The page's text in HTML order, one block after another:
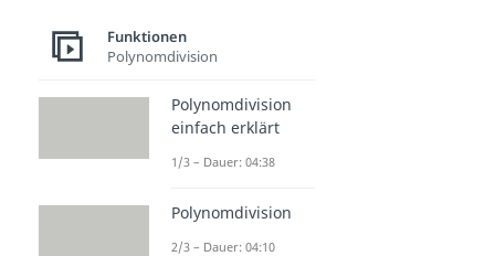
Funktionen
Polynomdivision
Polynomdivision
einfach erklärt
1/3 – Dauer: 04:38
Polynomdivision
2/3 – Dauer: 04:10